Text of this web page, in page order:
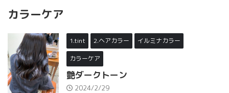
カラーケア
1.tint 2.ヘアカラー イルミナカラー
カラーケア
艶ダークトーン
2024/2/29